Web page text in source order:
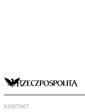
KONTAKT